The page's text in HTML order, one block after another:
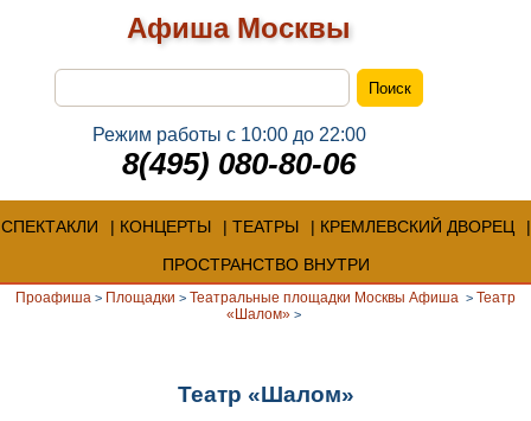
Афиша Москвы
Режим работы с 10:00 до 22:00
8(495) 080-80-06
СПЕКТАКЛИ КОНЦЕРТЫ ТЕАТРЫ
КРЕМЛЕВСКИЙ ДВОРЕЦ
ПРОСТРАНСТВО ВНУТРИ
Проафиша > Площадки > Театральные площадки Москвы Афиша > Театр
«Шалом» >
Театр «Шалом»